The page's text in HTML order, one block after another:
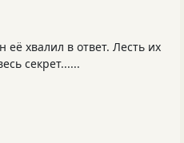
её хвалил в ответ. Лесть их
секрет......